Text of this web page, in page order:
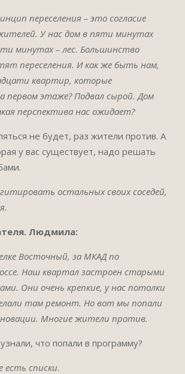
переселения – это согласие
У нас дом в пяти минутах
минутах – лес. Большинство
переселения. И как же быть нам,
квартир, которые
первом этаже? Подвал сырой. Дом
перспектива нас ожидает?
не будет, раз жители против. А
у вас существует, надо решать
остальных своих соседей,
Людмила:
Восточный, за МКАД по
Наш квартал застроен старыми
Они очень крепкие, у нас потолки
там ремонт. Но вот мы попали
Многие жители против.
что попали в программу?
списки.